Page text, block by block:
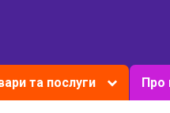
та послуги Про